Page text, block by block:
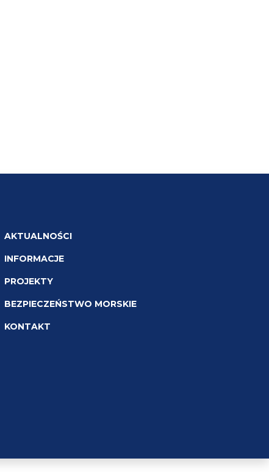
AKTUALNOŚCI
INFORMACJE
PROJEKTY
BEZPIECZEŃSTWO MORSKIE
KONTAKT